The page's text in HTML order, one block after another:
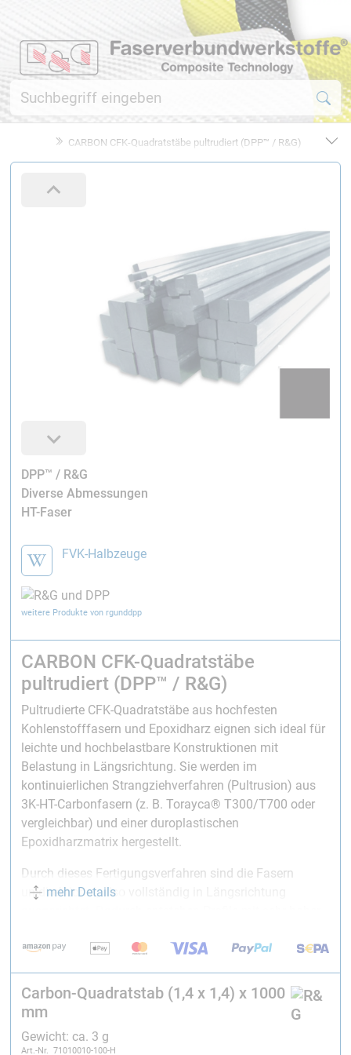
CARBON CFK-Quadratstäbe pultrudiert (DPP™ / R&G)
DPP™ / R&G
Diverse Abmessungen
HT-Faser
FVK-Halbzeuge
weitere Produkte von rgunddpp
CARBON CFK-Quadratstäbe
pultrudiert (DPP™ / R&G)
Pultrudierte CFK-Quadratstäbe aus hochfesten
Kohlenstofffasern und Epoxidharz eignen sich ideal für
leichte und hochbelastbare Konstruktionen mit
Belastung in Längsrichtung. Sie werden im
kontinuierlichen Strangziehverfahren (Pultrusion) aus
3K-HT-Carbonfasern (z. B. Torayca® T300/T700 oder
vergleichbar) und einer duroplastischen
Epoxidharzmatrix hergestellt.
Durch dieses Fertigungsverfahren sind die Fasern
unidirektional, also vollständig in Längsrichtung
Faservolumenanteil sowie geringem Luftporengehalt.
Qualitätsvarianten erhältlich, die sich hinsichtlich
Maßhaltigkeit, Oberfläche, Fertigungspräzision und
Preis unterscheiden.
mehr Details
Carbon-Quadratstab (1,4 x 1,4) x 1000
mm
Gewicht: ca. 3 g
Art.-Nr. 71010010-100-H